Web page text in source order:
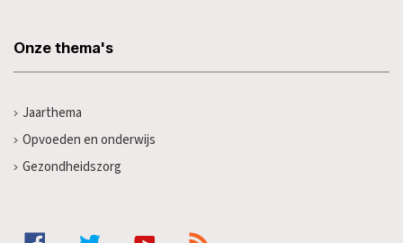
Onze thema's
Jaarthema
Opvoeden en onderwijs
Gezondheidszorg